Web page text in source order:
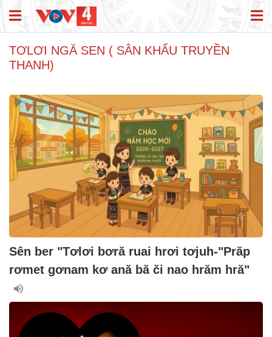
TƠLƠI NGĂ SEN ( SÂN KHẤU TRUYỀN
THANH)
Sên ber "Tơlơi bơră ruai hrơi tơjuh-"Prăp
rơmet gơnam kơ ană bă či nao hrăm hră"